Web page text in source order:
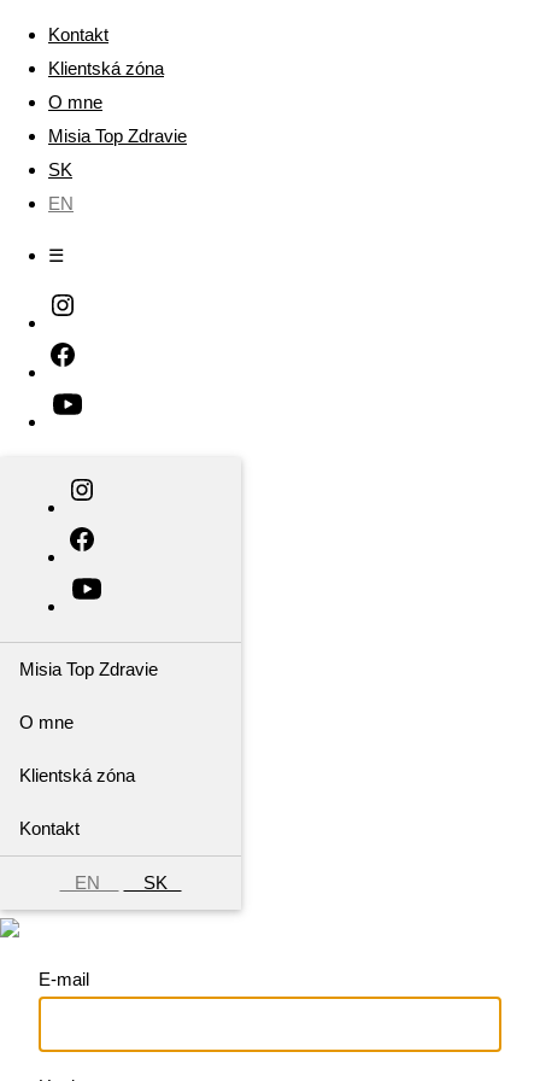
Kontakt
Klientská zóna
O mne
Misia Top Zdravie
SK
EN
☰
Misia Top Zdravie
O mne
Klientská zóna
Kontakt
EN SK
E-mail